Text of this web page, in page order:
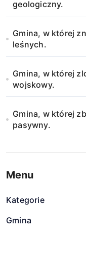
geologiczny.
Gmina, w której
leśnych.
Gmina, w której
wojskowy.
Gmina, w której
pasywny.
Menu
Kategorie
Gmina